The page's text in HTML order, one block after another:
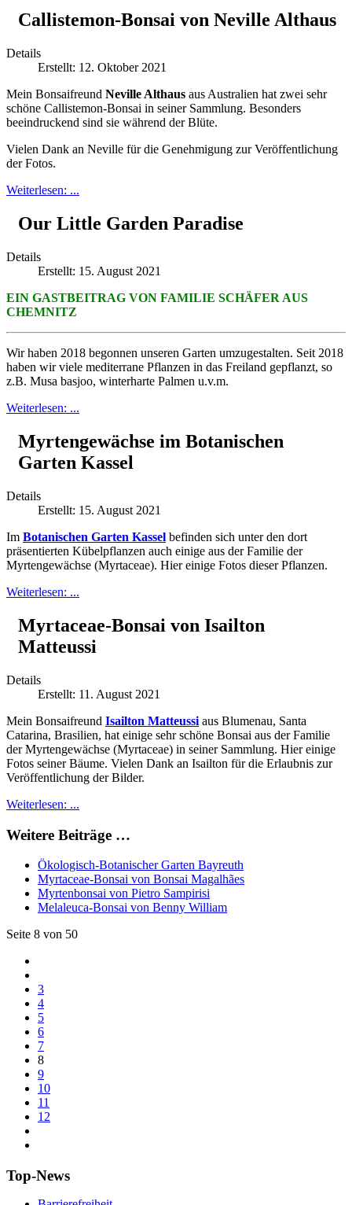
Callistemon-Bonsai von Neville Althaus
Details
Erstellt: 12. Oktober 2021
Mein Bonsaifreund Neville Althaus aus Australien hat zwei sehr
schöne Callistemon-Bonsai in seiner Sammlung. Besonders
beeindruckend sind sie während der Blüte.
Vielen Dank an Neville für die Genehmigung zur Veröffentlichung
der Fotos.
Weiterlesen: ...
Our Little Garden Paradise
Details
Erstellt: 15. August 2021
EIN GASTBEITRAG VON FAMILIE SCHÄFER AUS
CHEMNITZ
Wir haben 2018 begonnen unseren Garten umzugestalten. Seit 2018
haben wir viele mediterrane Pflanzen in das Freiland gepflanzt, so
z.B. Musa basjoo, winterharte Palmen u.v.m.
Weiterlesen: ...
Myrtengewächse im Botanischen
Garten Kassel
Details
Erstellt: 15. August 2021
Im Botanischen Garten Kassel befinden sich unter den dort
präsentierten Kübelpflanzen auch einige aus der Familie der
Myrtengewächse (Myrtaceae). Hier einige Fotos dieser Pflanzen.
Weiterlesen: ...
Myrtaceae-Bonsai von Isailton
Matteussi
Details
Erstellt: 11. August 2021
Mein Bonsaifreund Isailton Matteussi aus Blumenau, Santa
Catarina, Brasilien, hat einige sehr schöne Bonsai aus der Familie
der Myrtengewächse (Myrtaceae) in seiner Sammlung. Hier einige
Fotos seiner Bäume. Vielen Dank an Isailton für die Erlaubnis zur
Veröffentlichung der Bilder.
Weiterlesen: ...
Weitere Beiträge …
Ökologisch-Botanischer Garten Bayreuth
Myrtaceae-Bonsai von Bonsai Magalhães
Myrtenbonsai von Pietro Sampirisi
Melaleuca-Bonsai von Benny William
Seite 8 von 50
3
4
5
6
7
8
9
10
11
12
Top-News